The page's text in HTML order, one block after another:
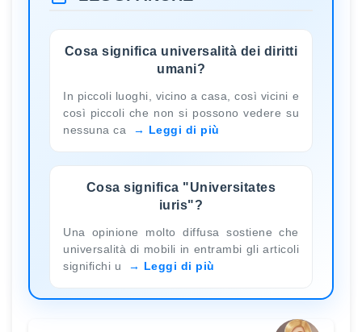
Cosa significa universalità dei diritti
umani?
In piccoli luoghi, vicino a casa, così vicini e
così piccoli che non si possono vedere su
nessuna ca
Leggi di più
Cosa significa "Universitates
iuris"?
Una opinione molto diffusa sostiene che
universalità di mobili in entrambi gli articoli
significhi u
Leggi di più